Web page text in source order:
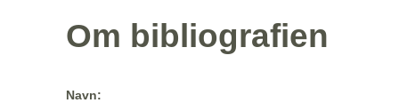
Om bibliografien
Navn: